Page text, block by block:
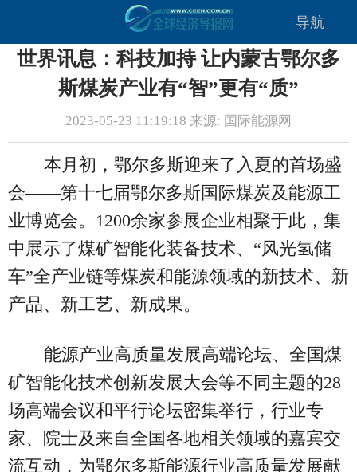
导航
世界讯息：科技加持 让内蒙古鄂尔多
斯煤炭产业有“智”更有“质”
2023-05-23 11:19:18 来源: 国际能源网
本月初，鄂尔多斯迎来了入夏的首场盛
会——第十七届鄂尔多斯国际煤炭及能源工
业博览会。1200余家参展企业相聚于此，集
中展示了煤矿智能化装备技术、“风光氢储
车”全产业链等煤炭和能源领域的新技术、新
产品、新工艺、新成果。
能源产业高质量发展高端论坛、全国煤
矿智能化技术创新发展大会等不同主题的28
场高端会议和平行论坛密集举行，行业专
家、院士及来自全国各地相关领域的嘉宾交
流互动，为鄂尔多斯能源行业高质量发展献